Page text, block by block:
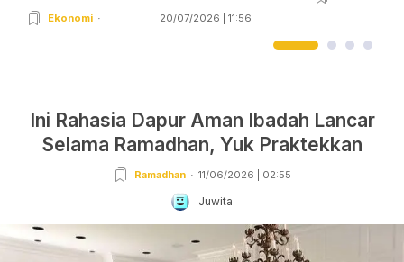
Ekonomi 20/07/2026 | 11:56
Ini Rahasia Dapur Aman Ibadah Lancar
Selama Ramadhan, Yuk Praktekkan
Ramadhan 11/06/2026 | 02:55
Juwita